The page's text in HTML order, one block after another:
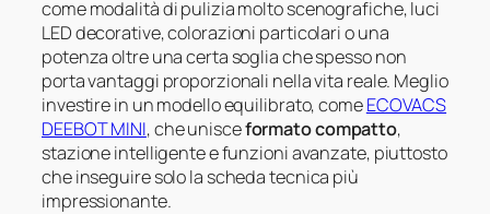
come modalità di pulizia molto scenografiche, luci
LED decorative, colorazioni particolari o una
potenza oltre una certa soglia che spesso non
porta vantaggi proporzionali nella vita reale. Meglio
investire in un modello equilibrato, comeECOVACS
DEEBOT MINI, che unisceformato compatto,
stazione intelligente e funzioni avanzate, piuttosto
che inseguire solo la scheda tecnica più
impressionante.